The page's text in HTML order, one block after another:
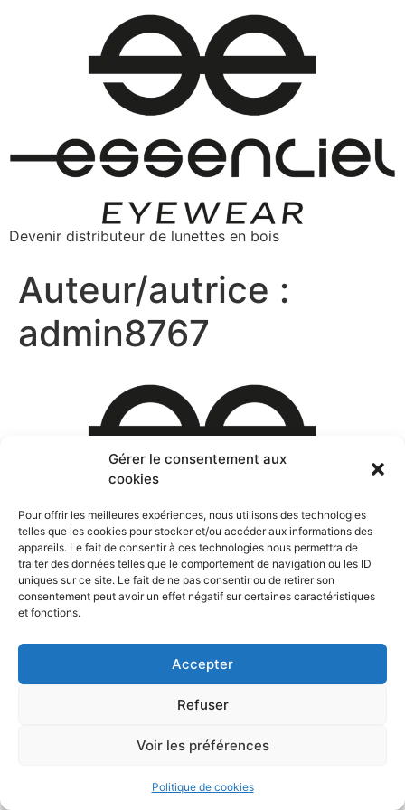
Gérer le consentement aux
cookies
Pour offrir les meilleures expériences, nous utilisons des technologies
telles que les cookies pour stocker et/ou accéder aux informations des
appareils. Le fait de consentir à ces technologies nous permettra de
traiter des données telles que le comportement de navigation ou les ID
uniques sur ce site. Le fait de ne pas consentir ou de retirer son
consentement peut avoir un effet négatif sur certaines caractéristiques
et fonctions.
Accepter
Refuser
Voir les préférences
Politique de cookies
Devenir distributeur de lunettes en bois
Auteur/autrice :
admin8767
Devenir distributeur de lunettes en bois